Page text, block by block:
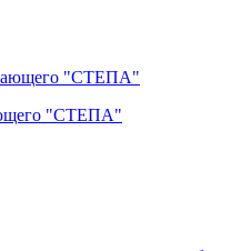
"СТЕПА"